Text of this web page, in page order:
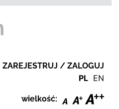
ZAREJESTRUJ / ZALOGUJ
PL EN
wielkość: